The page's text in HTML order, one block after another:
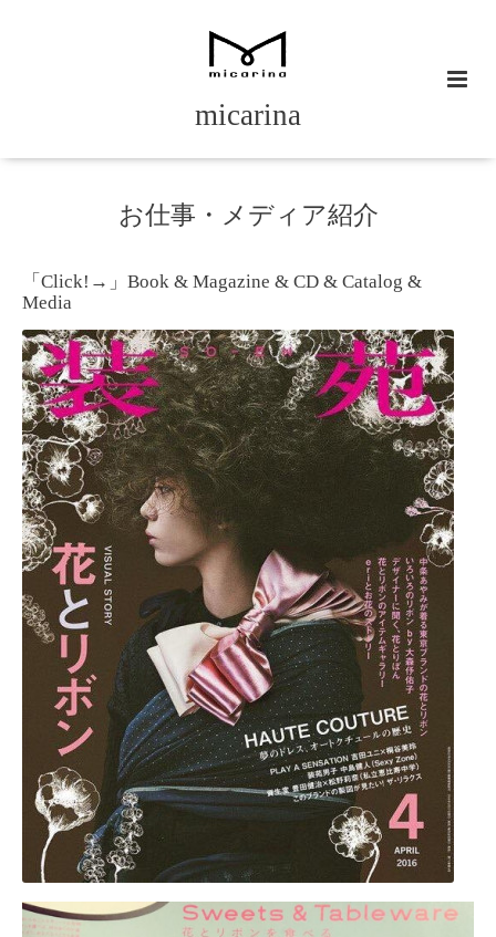
micarina
お仕事・メディア紹介
「Click!→」Book & Magazine & CD & Catalog &
Media